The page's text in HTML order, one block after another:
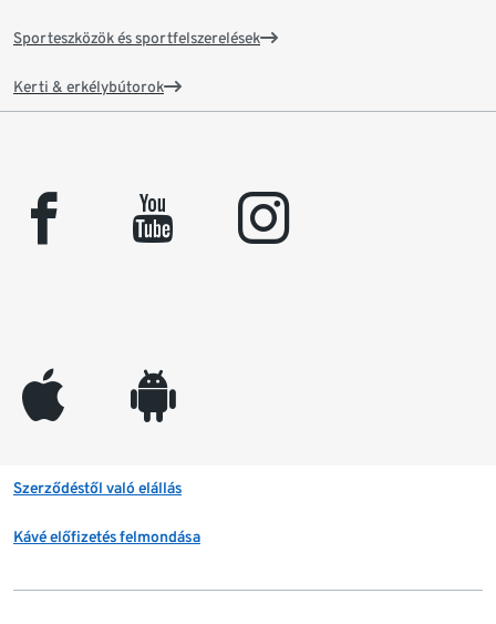
Sporteszközök és sportfelszerelések
Kerti & erkélybútorok
facebook youtube instagram
appleinc android
Szerződéstől való elállás
Kávé előfizetés felmondása